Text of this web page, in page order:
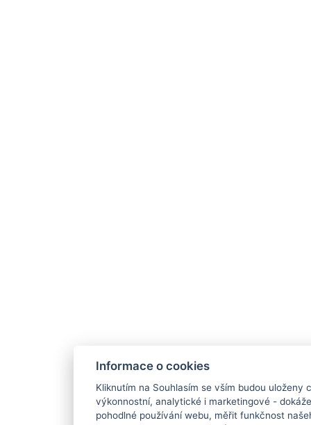
Informace o cookies
Kliknutím na Souhlasím se vším budou uloženy
výkonnostní, analytické i marketingové -
pohodlné používání webu, měřit funkčnost